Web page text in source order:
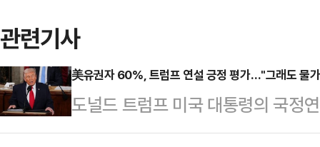
관련기사
美유권자 60%, 트럼프 연설 긍정 평가…"그래도 물
도널드 트럼프 미국 대통령의 국정
평가를 내렸다고 미 CNN 방송이